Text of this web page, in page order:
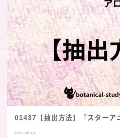
01437【抽出方法】『スターア
2026.08.04